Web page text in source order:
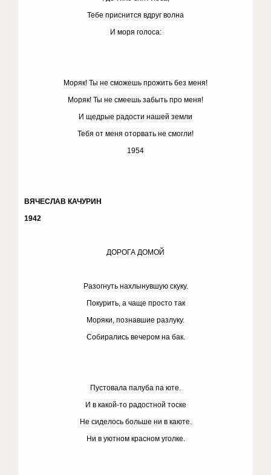
Тебе приснится вдруг волна
И моря голоса:
Моряк! Ты не сможешь прожить без меня!
Моряк! Ты не смеешь забыть про меня!
И щедрые радости нашей земли
Тебя от меня оторвать не смогли!
1954
ВЯЧЕСЛАВ КАЧУРИН
1942
ДОРОГА ДОМОЙ
Разогнуть нахлынувшую скуку.
Покурить, а чаще просто так
Моряки, познавшие разлуку.
Собирались вечером на бак.
Пустовала палуба па юте.
И в какой-то радостной тоске
Не сиделось больше ни в каюте.
Ни в уютном красном уголке.